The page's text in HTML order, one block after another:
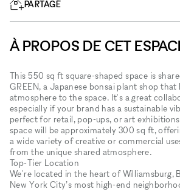
PARTAGÉ
À PROPOS DE CET
This 550 sq ft square-shaped space is
GREEN, a Japanese bonsai plant shop that
atmosphere to the space. It's a great
especially if your brand has a sustainable
perfect for retail, pop-ups, or art
space will be approximately 300 sq ft,
a wide variety of creative or commercial
from the unique shared atmosphere.
Top-Tier Location
We're located in the heart of Williamsburg,
New York City’s most high-end